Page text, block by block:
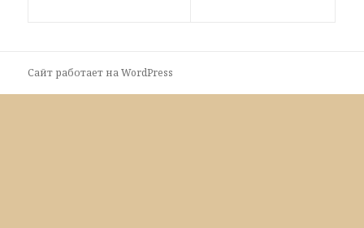
Сайт работает на WordPress